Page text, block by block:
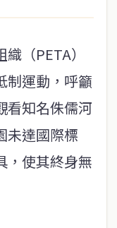
（PETA）
制運動，呼籲
看知名侏儒河
未達國際標
，使其終身無